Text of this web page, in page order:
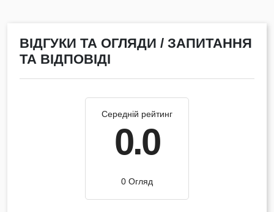
ВІДГУКИ ТА ОГЛЯДИ / ЗАПИТАННЯ
ТА ВІДПОВІДІ
Середній рейтинг
0.0
0 Огляд